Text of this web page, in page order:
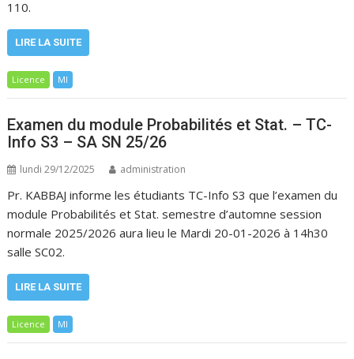
110.
LIRE LA SUITE
Licence MI
Examen du module Probabilités et Stat. – TC-
Info S3 – SA SN 25/26
lundi 29/12/2025 administration
Pr. KABBAJ informe les étudiants TC-Info S3 que l’examen du
module Probabilités et Stat. semestre d’automne session
normale 2025/2026 aura lieu le Mardi 20-01-2026 à 14h30
salle SC02.
LIRE LA SUITE
Licence MI